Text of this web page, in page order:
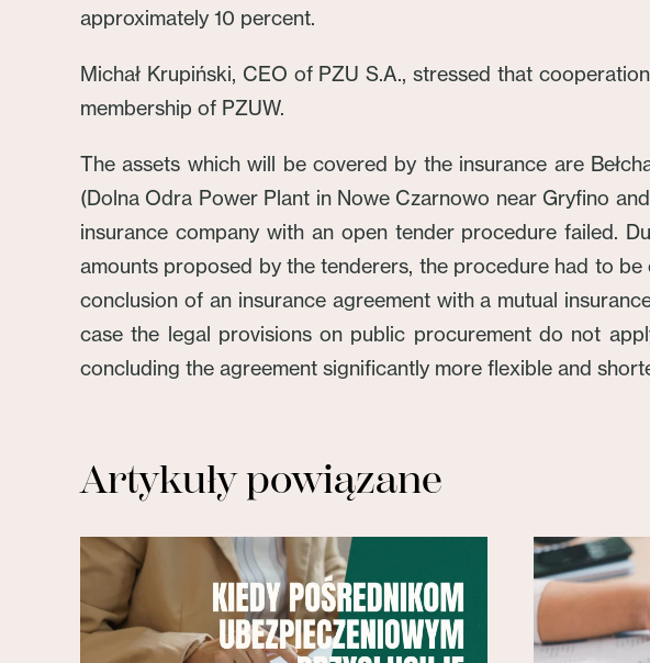
approximately 10 percent.
Michał Krupiński, CEO of PZU S.A., stressed that
membership of PZUW.
The assets which will be covered by the insurance are
(Dolna Odra Power Plant in Nowe Czarnowo near Gryfino
insurance company with an open tender procedure failed.
amounts proposed by the tenderers, the procedure had to
conclusion of an insurance agreement with a mutual
case the legal provisions on public procurement do not
concluding the agreement significantly more flexible and
Artykuły powiązane